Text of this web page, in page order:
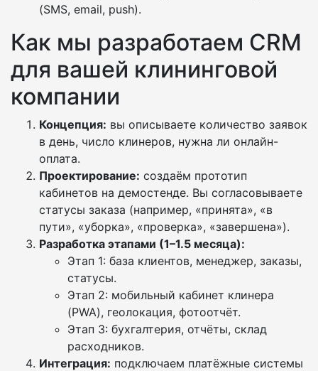
(SMS, email, push).
Как мы разработаем CRM
для вашей клининговой
компании
Концепция: вы описываете количество заявок
в день, число клинеров, нужна ли онлайн-
оплата.
Проектирование: создаём прототип
кабинетов на демостенде. Вы согласовываете
статусы заказа (например, «принята», «в
пути», «уборка», «проверка», «завершена»).
Разработка этапами (1–1.5 месяца):
Этап 1: база клиентов, менеджер, заказы,
статусы.
Этап 2: мобильный кабинет клинера
(PWA), геолокация, фотоотчёт.
Этап 3: бухгалтерия, отчёты, склад
расходников.
Интеграция: подключаем платёжные системы